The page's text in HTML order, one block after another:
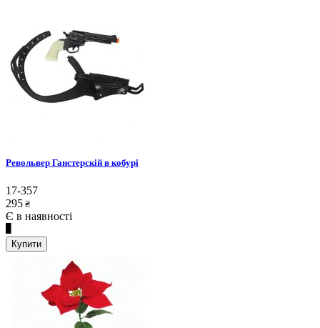
Револьвер Ганстерскій в кобурі
17-357
295 ₴
Є в наявності
Купити